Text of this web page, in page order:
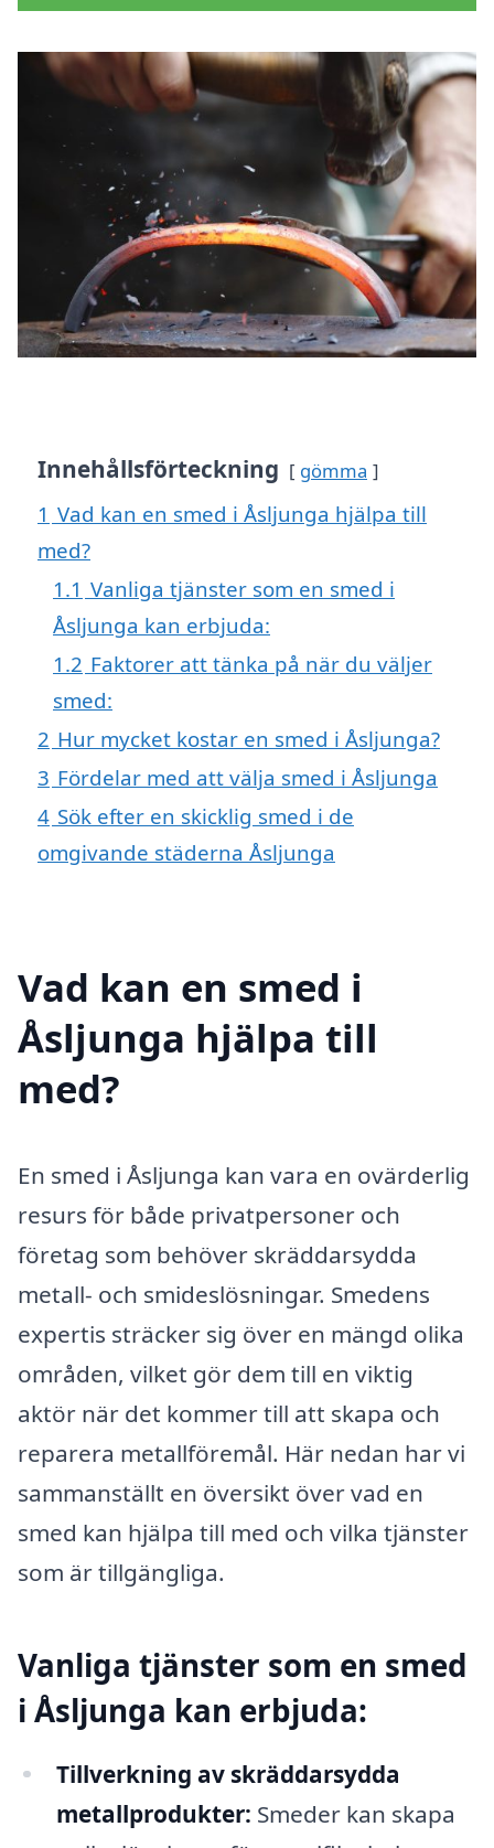
Innehållsförteckning gömma
1 Vad kan en smed i Åsljunga hjälpa till
med?
1.1 Vanliga tjänster som en smed i
Åsljunga kan erbjuda:
1.2 Faktorer att tänka på när du väljer
smed:
2 Hur mycket kostar en smed i Åsljunga?
3 Fördelar med att välja smed i Åsljunga
4 Sök efter en skicklig smed i de
omgivande städerna Åsljunga
Vad kan en smed i
Åsljunga hjälpa till
med?
En smed i Åsljunga kan vara en ovärderlig
resurs för både privatpersoner och
företag som behöver skräddarsydda
metall- och smideslösningar. Smedens
expertis sträcker sig över en mängd olika
områden, vilket gör dem till en viktig
aktör när det kommer till att skapa och
reparera metallföremål. Här nedan har vi
sammanställt en översikt över vad en
smed kan hjälpa till med och vilka tjänster
som är tillgängliga.
Vanliga tjänster som en smed
i Åsljunga kan erbjuda:
Tillverkning av skräddarsydda
metallprodukter: Smeder kan skapa